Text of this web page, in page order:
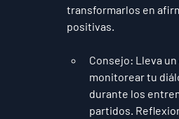
transformarlos en
positivas.
Consejo: Lleva
monitorear tu
durante los
partidos.